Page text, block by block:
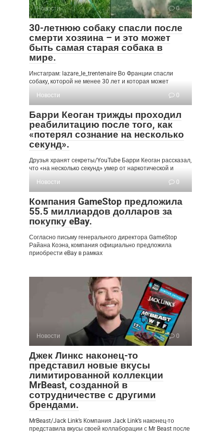
Новости 0
30-летнюю собаку спасли после
смерти хозяина – и это может
быть самая старая собака в
мире.
Инстаграм: lazare_le_trentenaire Во Франции спасли
собаку, которой не менее 30 лет и которая может
Новости
0
Барри Кеоган трижды проходил
реабилитацию после того, как
«потерял сознание на несколько
секунд».
Друзья хранят секреты/YouTube Барри Кеоган рассказал,
что «на несколько секунд» умер от наркотической и
Новости
0
Компания GameStop предложила
55.5 миллиардов долларов за
покупку eBay.
Согласно письму генерального директора GameStop
Райана Коэна, компания официально предложила
приобрести eBay в рамках
Новости 0
Джек Линкс наконец-то
представил новые вкусы
лимитированной коллекции
MrBeast, созданной в
сотрудничестве с другими
брендами.
MrBeast/Jack Link’s Компания Jack Link’s наконец-то
представила вкусы своей коллаборации с Mr Beast после